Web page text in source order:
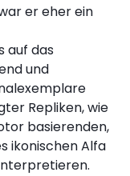
er eher ein
auf das
und
Repliken, wie
basierenden,
ikonischen Alfa